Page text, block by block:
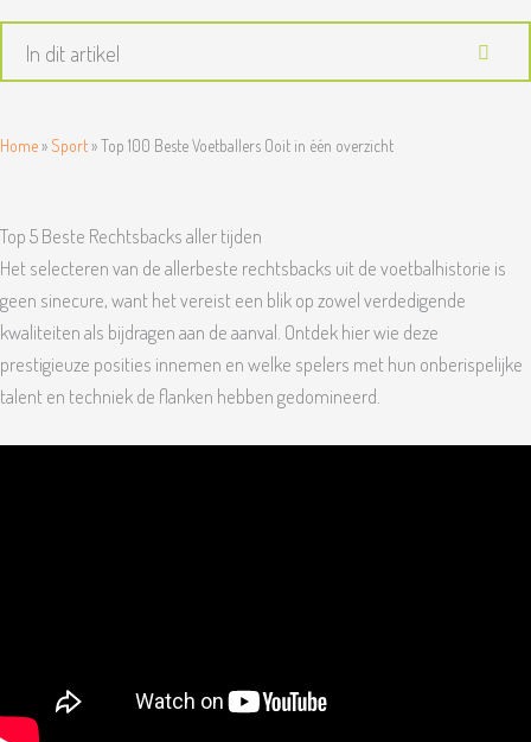
In dit artikel
Home» Sport»Top 100 Beste Voetballers Ooit in één overzicht
Top 5 Beste Rechtsbacks aller tijden
Het selecteren van de allerbeste rechtsbacks uit de voetbalhistorie is
geen sinecure, want het vereist een blik op zowel verdedigende
kwaliteiten als bijdragen aan de aanval. Ontdek hier wie deze
prestigieuze posities innemen en welke spelers met hun onberispelijke
talent en techniek de flanken hebben gedomineerd.